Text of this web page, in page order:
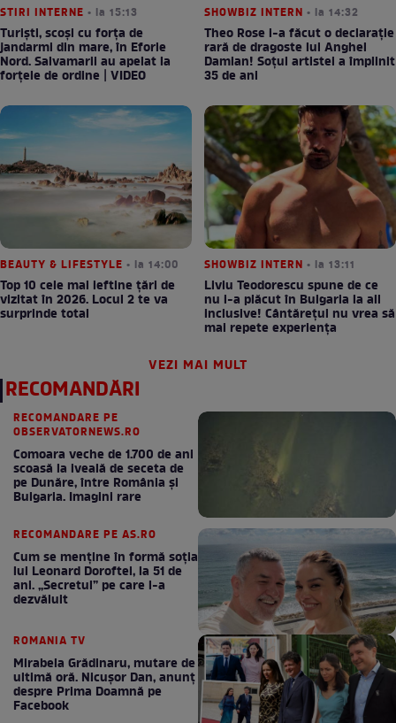
STIRI INTERNE • la 15:13
Turiști, scoși cu forța de
jandarmi din mare, în Eforie
Nord. Salvamarii au apelat la
forțele de ordine | VIDEO
SHOWBIZ INTERN • la 14:32
Theo Rose i-a făcut o declarație
rară de dragoste lui Anghel
Damian! Soțul artistei a împlinit
35 de ani
BEAUTY & LIFESTYLE • la 14:00
Top 10 cele mai ieftine țări de
vizitat în 2026. Locul 2 te va
surprinde total
SHOWBIZ INTERN • la 13:11
Liviu Teodorescu spune de ce
nu i-a plăcut în Bulgaria la all
inclusive! Cântărețul nu vrea să
mai repete experiența
VEZI MAI MULT
RECOMANDĂRI
RECOMANDARE PE
OBSERVATORNEWS.RO
Comoara veche de 1.700 de ani
scoasă la iveală de seceta de
pe Dunăre, între România şi
Bulgaria. Imagini rare
RECOMANDARE PE AS.RO
Cum se menţine în formă soţia
lui Leonard Doroftei, la 51 de
ani. „Secretul” pe care l-a
dezvăluit
ROMANIA TV
Mirabela Grădinaru, mutare de
ultimă oră. Nicuşor Dan, anunţ
despre Prima Doamnă pe
Facebook